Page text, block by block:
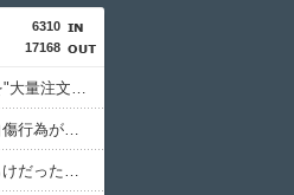
6310
17168
【事件】総額43億円超、人気アニメグッズを"大量注文しキャンセル"女逮捕…ネット「オンラインショップを売り切れ状態にして商品相場を操作してたのでは」
【ネット】荒らしが『警察官発砲で犯人の自傷行為が無かったことにされた』記事に「難癖な記事」とイチャモン→自傷行為の動画が拡散してマスゴミの偏向報道確定
【辺野古転覆】同志社国際高の説明、嘘だらけだった…ヘリ基地反対協議会の虚偽説明も判明してネット民の怒り爆発